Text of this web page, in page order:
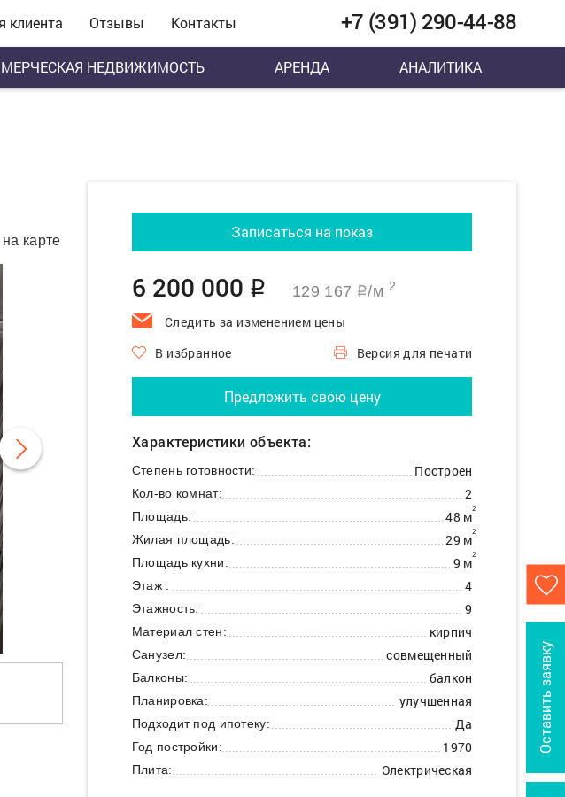
клиента Отзывы Контакты +7 (391) 290-44-88
НЕДВИЖИМОСТЬ АРЕНДА АНАЛИТИКА
Оставить заявку
карте Записаться на показ
6 200 000 q 129 167 q/м 2
Следить за изменением цены
В избранное
Версия для печати
Предложить свою цену
Характеристики объекта:
Степень готовности: Построен
Кол-во комнат: 2
Площадь: 48 м2
Жилая площадь: 29 м2
Площадь кухни: 9 м2
Этаж : 4
Этажность: 9
Материал стен: кирпич
Санузел: совмещенный
Балконы: балкон
Планировка: улучшенная
Подходит под ипотеку: Да
Год постройки: 1970
Плита: Электрическая